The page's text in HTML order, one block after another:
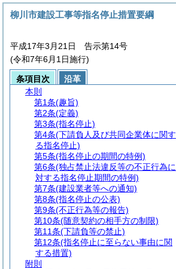
柳川市建設工事等指名停止措置要綱
平成17年3月21日 告示第14号
(令和7年6月1日施行)
条項目次
沿革
本則
第1条(趣旨)
第2条(定義)
第3条(指名停止)
第4条(下請負人及び共同企業体に関す
る指名停止)
第5条(指名停止の期間の特例)
第6条(独占禁止法違反等の不正行為に
対する指名停止期間の特例)
第7条(建設業者等への通知)
第8条(指名停止の公表)
第9条(不正行為等の報告)
第10条(随意契約の相手方の制限)
第11条(下請負等の禁止)
第12条(指名停止に至らない事由に関
する措置)
附則